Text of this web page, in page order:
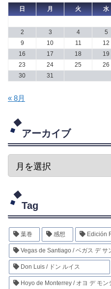
日 月 火 水
2
3 4 5
9
10 11 12
16
17 18 19
23
24 25 26
30
31
« 8月
アーカイブ
Tag
葉巻 感想 Edición
Vegas de Santiago / ベガス デ サ
Don Luis / ドン ルイス
Hoyo de Monterrey / オヨ デ モン